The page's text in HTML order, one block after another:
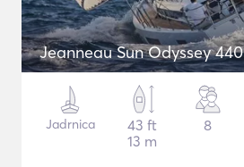
Jeanneau Sun Odyssey 440
Jadrnica
43 ft
13 m
8